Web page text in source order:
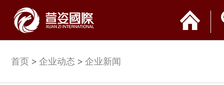
首页 > 企业动态 > 企业新闻